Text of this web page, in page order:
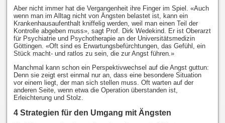
Aber nicht immer hat die Vergangenheit ihre Finger im Spiel. «Auch
wenn man im Alltag nicht von Ängsten belastet ist, kann ein
Krankenhausaufenthalt kniffelig werden, weil man einen Teil der
Kontrolle abgeben muss», sagt Prof. Dirk Wedekind. Er ist Oberarzt
für Psychiatrie und Psychotherapie an der Universitätsmedizin
Göttingen. «Oft sind es Erwartungsbefürchtungen, das Gefühl, ein
Stück macht- und ratlos zu sein, die zur Angst führen.»
Manchmal kann schon ein Perspektivwechsel auf die Angst guttun:
Denn sie zeigt erst einmal nur an, dass eine besondere Situation
vor einem liegt, der man sich stellen muss. Oft warten auf der
anderen Seite, wenn etwa die Operation überstanden ist,
Erleichterung und Stolz.
4 Strategien für den Umgang mit Ängsten